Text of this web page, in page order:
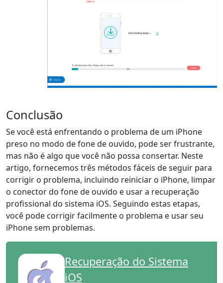
Conclusão
Se você está enfrentando o problema de um iPhone
preso no modo de fone de ouvido, pode ser frustrante,
mas não é algo que você não possa consertar. Neste
artigo, fornecemos três métodos fáceis de seguir para
corrigir o problema, incluindo reiniciar o iPhone, limpar
o conector do fone de ouvido e usar a recuperação
profissional do sistema iOS. Seguindo estas etapas,
você pode corrigir facilmente o problema e usar seu
iPhone sem problemas.
Recuperação do Sistema
iOS